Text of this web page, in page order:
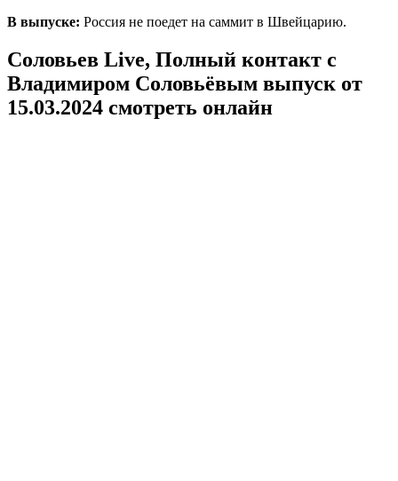
В выпуске: Россия не поедет на саммит в Швейцарию.
Соловьев Live, Полный контакт с
Владимиром Соловьёвым выпуск от
15.03.2024 смотреть онлайн